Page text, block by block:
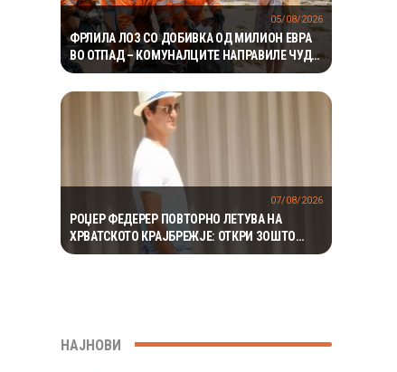
ФРЛИЛА ЛОЗ СО ДОБИВКА ОД МИЛИОН ЕВРА
ВО ОТПАД – КОМУНАЛЦИТЕ НАПРАВИЛЕ ЧУДО
ЗА ДА ГО ПРОНАЈДАТ
05/08/2026
РОЏЕР ФЕДЕРЕР ПОВТОРНО ЛЕТУВА НА
ХРВАТСКОТО КРАЈБРЕЖЈЕ: ОТКРИ ЗОШТО
СЕКОГАШ СЕ ВРАЌА НА МАЛИ ЛОШИЊ
07/08/2026
НАЈНОВИ